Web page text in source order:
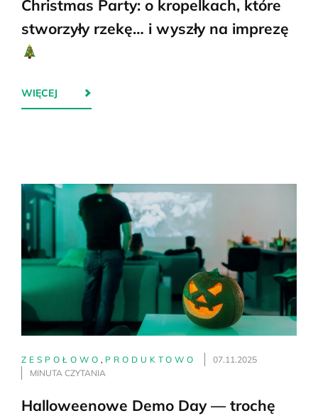
Christmas Party: o kropelkach, które
stworzyły rzekę… i wyszły na imprezę
WIĘCEJ
ZESPOŁOWO , PRODUKTOWO
07.11.2025
MINUTA CZYTANIA
Halloweenowe Demo Day — trochę